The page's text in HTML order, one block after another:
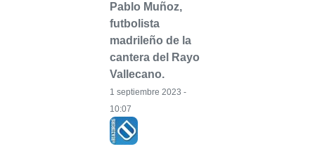
Pablo Muñoz,
futbolista
madrileño de la
cantera del Rayo
Vallecano.
1 septiembre 2023 -
10:07